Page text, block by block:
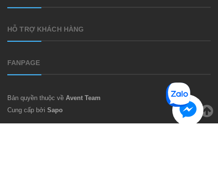
HỖ TRỢ KHÁCH HÀNG
FANPAGE
Bản quyền thuộc về Avent Team
Cung cấp bởi Sapo